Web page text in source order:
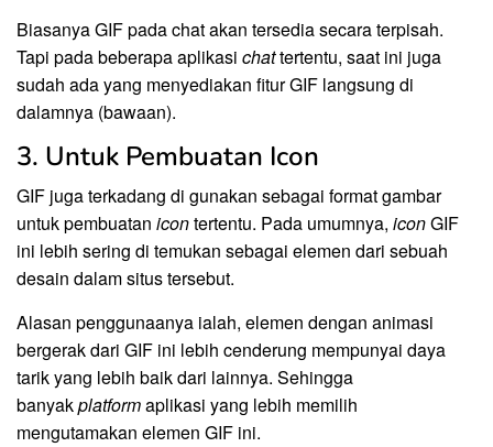
Biasanya GIF pada chat akan tersedia secara terpisah.
Tapi pada beberapa aplikasi chattertentu, saat ini juga
sudah ada yang menyediakan fitur GIF langsung di
dalamnya (bawaan).
3. Untuk Pembuatan Icon
GIF juga terkadang di gunakan sebagai format gambar
untuk pembuatan icontertentu. Pada umumnya, iconGIF
ini lebih sering di temukan sebagai elemen dari sebuah
desain dalam situs tersebut.
Alasan penggunaanya ialah, elemen dengan animasi
bergerak dari GIF ini lebih cenderung mempunyai daya
tarik yang lebih baik dari lainnya. Sehingga
banyakplatformaplikasi yang lebih memilih
mengutamakan elemen GIF ini.